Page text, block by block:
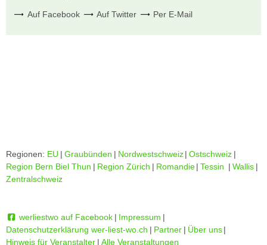
Auf Facebook Auf Twitter Per E-Mail
Regionen: EU | Graubünden | Nordwestschweiz | Ostschweiz |
Region Bern Biel Thun | Region Zürich | Romandie | Tessin | Wallis |
Zentralschweiz
werliestwo auf Facebook | Impressum |
Datenschutzerklärung wer-liest-wo.ch | Partner | Über uns |
Hinweis für Veranstalter | Alle Veranstaltungen